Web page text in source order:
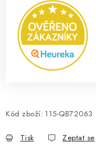
Kód zboží: 115-QB72063
Tisk Zeptat se